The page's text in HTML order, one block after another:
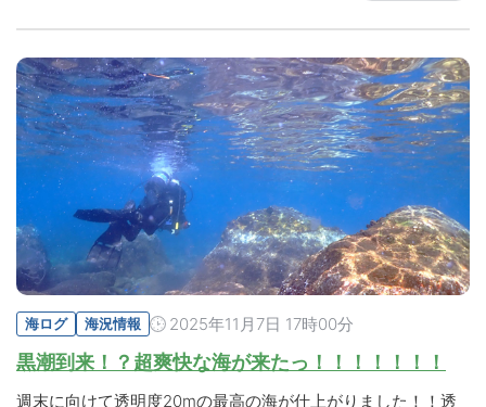
海ログ 海況情報 2025年11月7日 17時00分
黒潮到来！？超爽快な海が来たっ！！！！！！！
週末に向けて透明度20mの最高の海が仕上がりました！！透